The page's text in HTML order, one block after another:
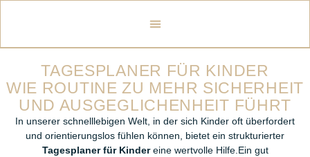
TAGESPLANER FÜR KINDER
WIE ROUTINE ZU MEHR SICHERHEIT
UND AUSGEGLICHENHEIT FÜHRT
In unserer schnelllebigen Welt, in der sich Kinder oft überfordert
und orientierungslos fühlen können, bietet ein strukturierter
Tagesplaner für Kindereine wertvolle Hilfe.Ein gut